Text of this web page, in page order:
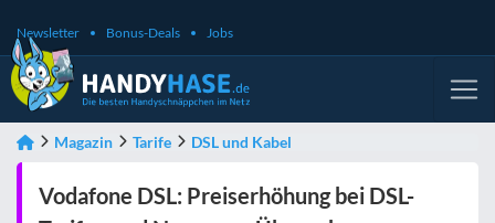
Newsletter Bonus-Deals Jobs
Magazin Tarife DSL und Kabel
Vodafone DSL: Preiserhöhung bei DSL-